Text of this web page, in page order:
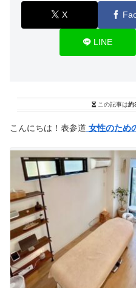
X
LINE
この記事は約
こんにちは！表参道 女性のため